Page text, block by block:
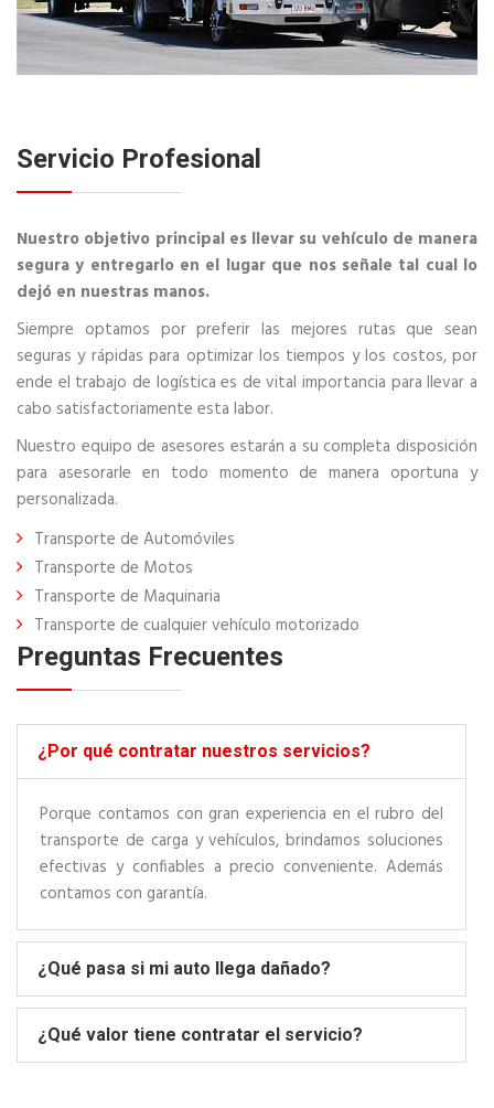
Servicio Profesional
Nuestro objetivo principal es llevar su vehículo de manera
segura y entregarlo en el lugar que nos señale tal cual lo
dejó en nuestras manos.
Siempre optamos por preferir las mejores rutas que sean
seguras y rápidas para optimizar los tiempos y los costos, por
ende el trabajo de logística es de vital importancia para llevar a
cabo satisfactoriamente esta labor.
Nuestro equipo de asesores estarán a su completa disposición
para asesorarle en todo momento de manera oportuna y
personalizada.
Transporte de Automóviles
Transporte de Motos
Transporte de Maquinaria
Transporte de cualquier vehículo motorizado
Preguntas Frecuentes
¿Por qué contratar nuestros servicios?
Porque contamos con gran experiencia en el rubro del
transporte de carga y vehículos, brindamos soluciones
efectivas y confiables a precio conveniente. Además
contamos con garantía.
¿Qué pasa si mi auto llega dañado?
¿Qué valor tiene contratar el servicio?